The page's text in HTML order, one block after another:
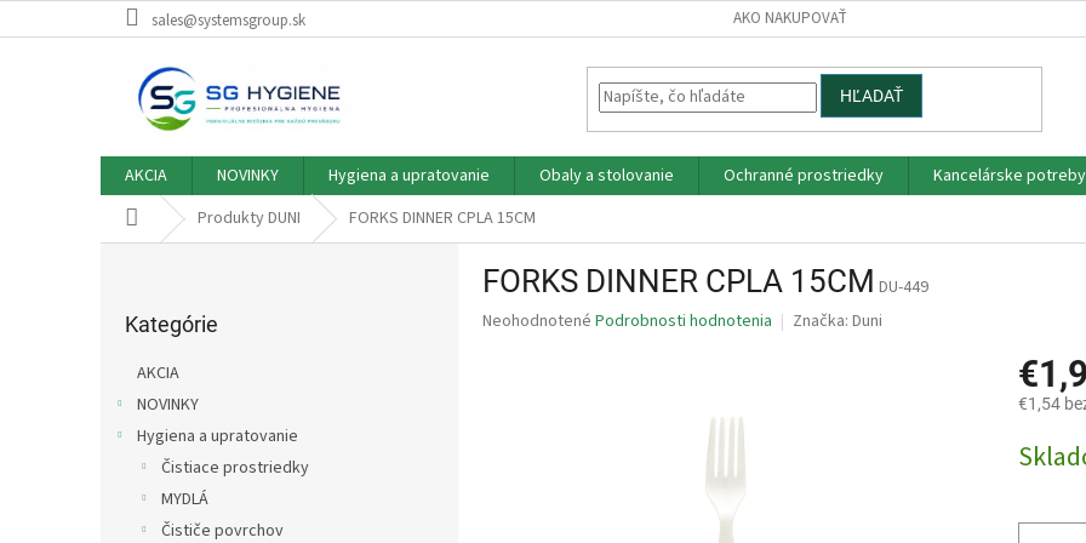
na
sales@systemsgroup.sk AKO NAKUPOVAŤ
HĽADAŤ
AKCIA NOVINKY Hygiena a upratovanie Obaly a stolovanie Ochranné prostriedky Kancelárske potreby
DomovProdukty DUNI FORKS DINNER CPLA 15CM
kategórie
Kategórie
AKCIA
NOVINKY
Hygiena a upratovanie
Čistiace prostriedky
MYDLÁ
Čističe povrchov
FORKS DINNER CPLA 15CM DU-449
Priemerné
Neohodnotené Podrobnosti hodnotenia Značka: Duni
€1,54
cena: